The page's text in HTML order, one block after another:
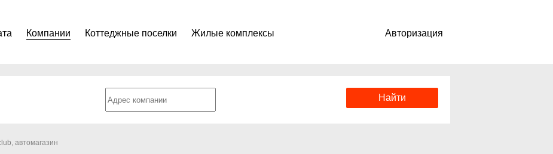
Компании Коттеджные поселки Жилые комплексы Авторизация
автомагазин